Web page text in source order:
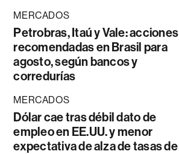
MERCADOS
Petrobras, Itaú y Vale: acciones
recomendadas en Brasil para
agosto, según bancos y
corredurías
MERCADOS
Dólar cae tras débil dato de
empleo en EE.UU. y menor
expectativa de alza de tasas de